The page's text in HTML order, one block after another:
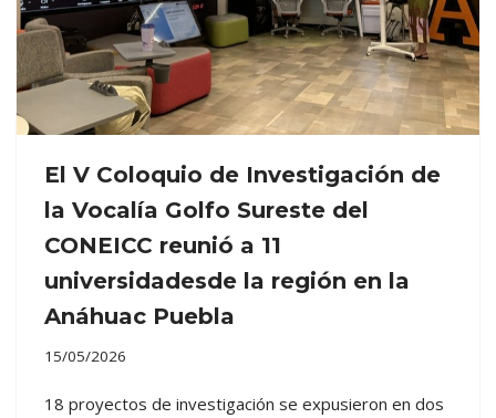
El V Coloquio de Investigación de
la Vocalía Golfo Sureste del
CONEICC reunió a 11
universidadesde la región en la
Anáhuac Puebla
15/05/2026
18 proyectos de investigación se expusieron en dos